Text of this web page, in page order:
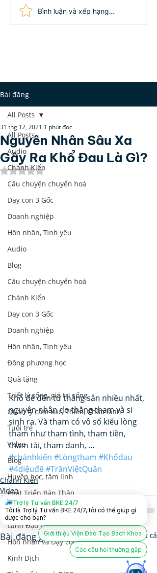
Phật dạy: Có 10 cách
tạo phước đức ai cũng
Bình luận và xếp hạng...
Bài đăng
All Posts
Audio
Chánh Kiến
Câu chuyện chuyển hoá
Dạy con 3 Gốc
Doanh nghiệp
Hôn nhân, Tình yêu
Audio
Blog
Câu chuyện chuyển hoá
Chánh Kiến
Dạy con 3 Gốc
Doanh nghiệp
Hôn nhân, Tình yêu
Đông phương học
Quà tặng
Triết lý sống, giá trị sống
Quản lý cảm xúc, Thiền, Chữa lành
Tuổi trẻ
Video
Blog
Huyền học, tâm linh
Phát Triển Bản Thân
Nhân Tướng Học
Lãnh Đạo Doanh Nghiệp
Hôn nhân và Dạy con
Kinh Dịch
All Posts
Nguyên Nhân Sâu Xa
Gây Ra Khổ Đau Là Gì?
31 thg 12, 2021 1 phút đọc
Đã xếp hạng NaN/5 sao.
Khổ đế đến từ thằng sân nhiều nhất,
nguyên nhân do thằng tham và si
sinh ra. Và tham có vô số kiểu lòng
tham như tham tình, tham tiền,
tham tài, tham danh, …
#chánhkiến #Lòngtham #Khổđau
#4diệuđế#TrầnViệtQuân
Chánh Kiến
Video
Bài đăng gần đây Xem tất cả
Trợ lý Tư vấn BKE 24/7
Tôi là Trợ lý Tư vấn BKE 24/7, tôi có thể giúp gì
được cho bạn?
Giới thiệu Viện Đào Tạo Bách Khoa
Các câu hỏi thường gặp